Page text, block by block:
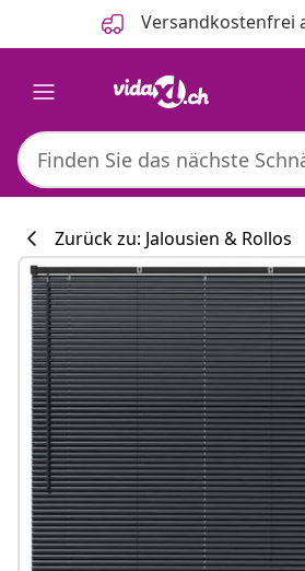
Versandkostenfrei
Zurück zu: Jalousien & Rollos